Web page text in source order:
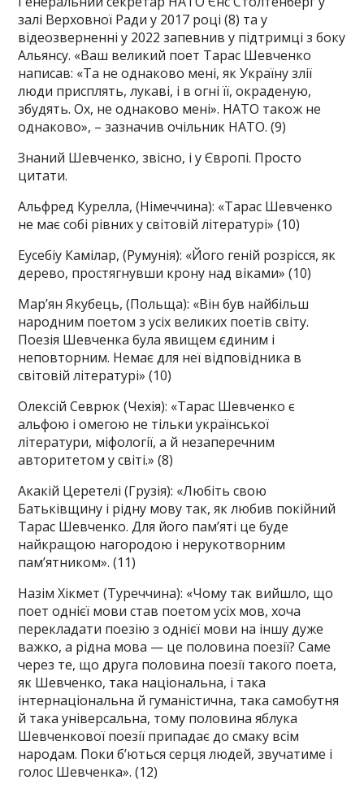
залі Верховної Ради у 2017 році (8) та у
відеозверненні у 2022 запевнив у підтримці з боку
Альянсу. «Ваш великий поет Тарас Шевченко
написав: «Та не однаково мені, як Україну злії
люди присплять, лукаві, і в огні її, окраденую,
збудять. Ох, не однаково мені». НАТО також не
однаково», – зазначив очільник НАТО. (9)
Знаний Шевченко, звісно, і у Європі. Просто
цитати.
Альфред Курелла, (Німеччина): «Тарас Шевченко
не має собі рівних у світовій літературі» (10)
Еусебіу Камілар, (Румунія): «Його геній розрісся, як
дерево, простягнувши крону над віками» (10)
Мар’ян Якубець, (Польща): «Він був найбільш
народним поетом з усіх великих поетів світу.
Поезія Шевченка була явищем єдиним і
неповторним. Немає для неї відповідника в
світовій літературі» (10)
Олексій Севрюк (Чехія): «Тарас Шевченко є
альфою і омегою не тільки української
літератури, міфології, а й незаперечним
авторитетом у світі.» (8)
Акакій Церетелі (Грузія): «Любіть свою
Батьківщину і рідну мову так, як любив покійний
Тарас Шевченко. Для його пам’яті це буде
найкращою нагородою і нерукотворним
пам’ятником». (11)
Назім Хікмет (Туреччина): «Чому так вийшло, що
поет однієї мови став поетом усіх мов, хоча
перекладати поезію з однієї мови на іншу дуже
важко, а рідна мова — це половина поезії? Саме
через те, що друга половина поезії такого поета,
як Шевченко, така національна, і така
інтернаціональна й гуманістична, така самобутня
й така універсальна, тому половина яблука
Шевченкової поезії припадає до смаку всім
народам. Поки б’ються серця людей, звучатиме і
голос Шевченка». (12)